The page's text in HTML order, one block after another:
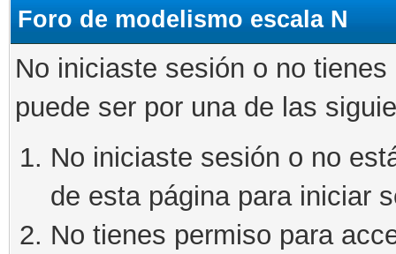
Foro de modelismo escala N
No iniciaste sesión o no
puede ser por una de las
No iniciaste sesión o no
de esta página para iniciar
No tienes permiso para